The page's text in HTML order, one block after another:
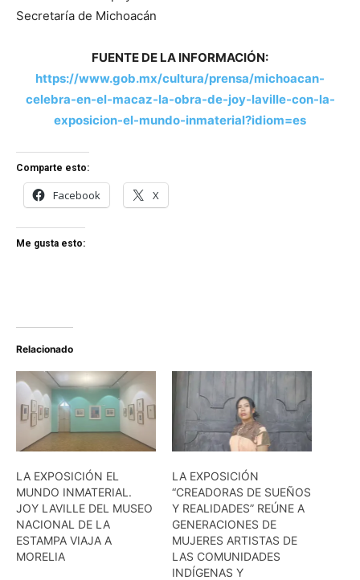
Secretaría de Michoacán
FUENTE DE LA INFORMACIÓN:
https://www.gob.mx/cultura/prensa/michoacan-
celebra-en-el-macaz-la-obra-de-joy-laville-con-la-
exposicion-el-mundo-inmaterial?idiom=es
Comparte esto:
Facebook X
Me gusta esto:
Relacionado
LA EXPOSICIÓN EL
MUNDO INMATERIAL.
JOY LAVILLE DEL MUSEO
NACIONAL DE LA
ESTAMPA VIAJA A
MORELIA
LA EXPOSICIÓN
“CREADORAS DE SUEÑOS
Y REALIDADES” REÚNE A
GENERACIONES DE
MUJERES ARTISTAS DE
LAS COMUNIDADES
INDÍGENAS Y